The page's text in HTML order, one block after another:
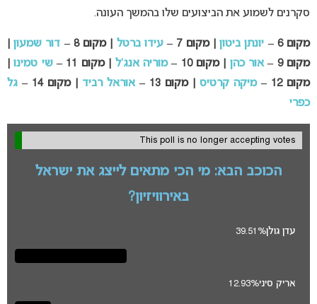
סקרנים לשמוע את הביצועים שלו בהמשך העונה.
מקום 6 – יונתן ביטון| מקום 7 – עידו ברטל| מקום 8 – דור שמעון|
מקום 9 –
אור כהן| מקום 10 – מוריה אנג’ל| מקום 11 – שי טמינו|
מקום 12 –
מיקה קרטיס| מקום 13 – אוראל רביד| מקום 14 –
גל
כפרי
This poll is no longer accepting votes
הכוכב הבא: מי הכי מתאים לייצג את ישראל
באירוויזיון?
עדן גולן39.51%
אריק סיני12.93%